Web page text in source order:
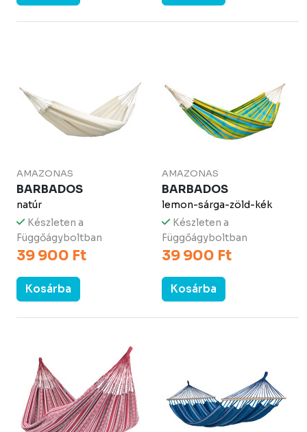
AMAZONAS
BARBADOS
natúr
Készleten a
Függőágyboltban
39 900 Ft
Kosárba
AMAZONAS
BARBADOS
lemon-sárga-zöld-kék
Készleten a
Függőágyboltban
39 900 Ft
Kosárba